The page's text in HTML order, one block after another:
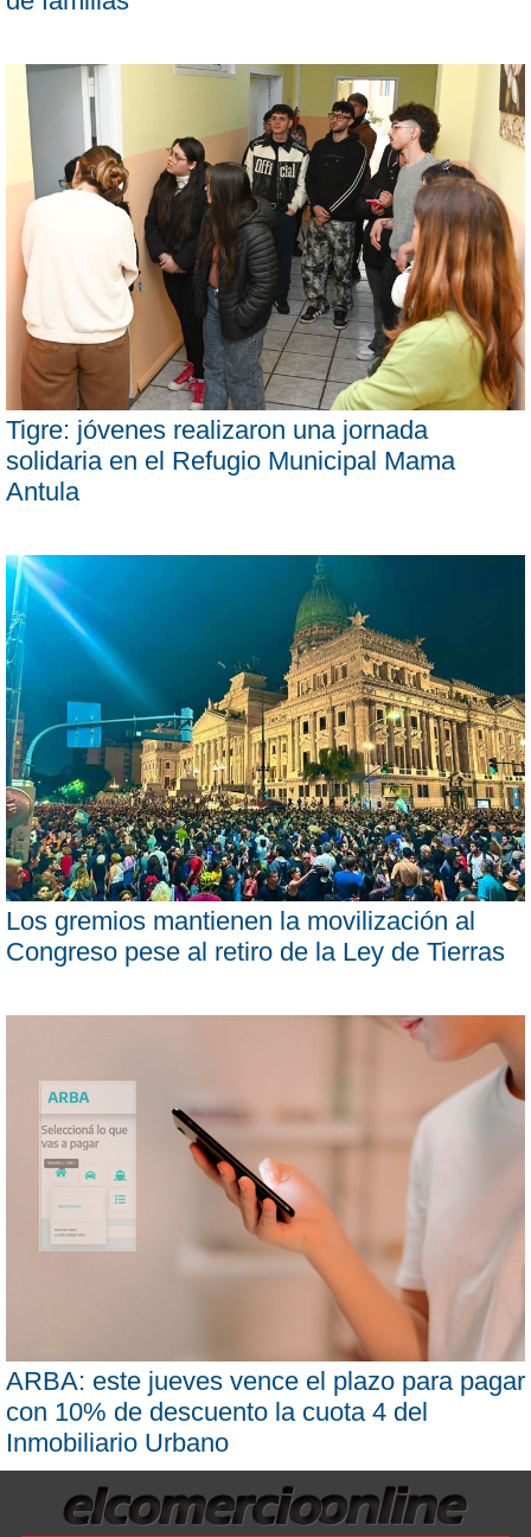
Tigre: jóvenes realizaron una jornada
solidaria en el Refugio Municipal Mama
Antula
Los gremios mantienen la movilización al
Congreso pese al retiro de la Ley de Tierras
ARBA: este jueves vence el plazo para pagar
con 10% de descuento la cuota 4 del
Inmobiliario Urbano